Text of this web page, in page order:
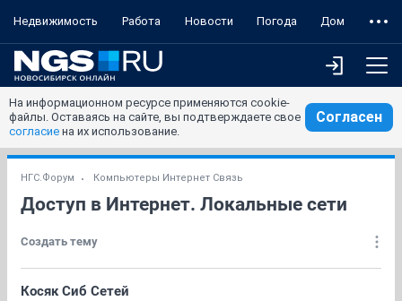
Недвижимость Работа Новости Погода Дом
На информационном ресурсе применяются cookie-
файлы. Оставаясь на сайте, вы подтверждаете свое
согласие на их использование.
Согласен
НГС.Форум Компьютеры Интернет Связь
Доступ в Интернет. Локальные сети
Создать тему
Косяк Сиб Сетей